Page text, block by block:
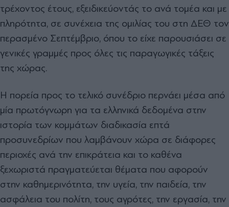
τρέχοντος έτους, εξειδικεύοντάς το ανά τομέα και με
πληρότητα, σε συνέχεια της ομιλίας του στη ΔΕΘ τον
περασμένο Σεπτέμβριο, όπου το είχε παρουσιάσει σε
γενικές γραμμές προς όλες τις παραγωγικές τάξεις
της χώρας.
Η πορεία προς το τελικό συνέδριο περνάει μέσα από
μία πρωτόγνωρη για τα ελληνικά δεδομένα στην
ιστορία των κομμάτων διαδικασία επτά
προσυνεδρίων που λαμβάνουν χώρα σε διάφορες
περιοχές ανά την επικράτεια και το καθένα
ξεχωριστά πραγματεύεται θέματα που αφορούν
στην καθημερινότητα, την υγεία, την παιδεία, την
ασφάλεια του πολίτη, τους αγρότες, την εργασία, την